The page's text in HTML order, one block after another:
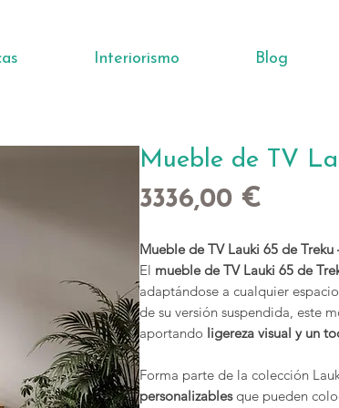
Interiorismo Blog
Mueble de TV
3336,00 €
Mueble de TV Lauki 65 de
El mueble de TV Lauki 65 de
adaptándose a cualquier
de su versión suspendida, este
aportando ligereza visual y un
Forma parte de la colección
personalizablesque pueden